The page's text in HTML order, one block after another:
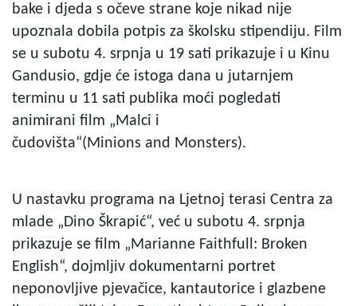
bake i djeda s očeve strane koje nikad nije
upoznala dobila potpis za školsku stipendiju. Film
se u subotu 4. srpnja u 19 sati prikazuje i u Kinu
Gandusio, gdje će istoga dana u jutarnjem
terminu u 11 sati publika moći pogledati
animirani film „Malci i
čudovišta“(Minions and Monsters).
U nastavku programa na Ljetnoj terasi Centra za
mlade „Dino Škrapić“, već u subotu 4. srpnja
prikazuje se film „Marianne Faithfull: Broken
English“, dojmljiv dokumentarni portret
neponovljive pjevačice, kantautorice i glazbene